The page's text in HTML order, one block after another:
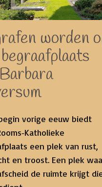
worden
vorige eeuw biedt
een plek van rust,
en troost. Een plek
de ruimte krijgt